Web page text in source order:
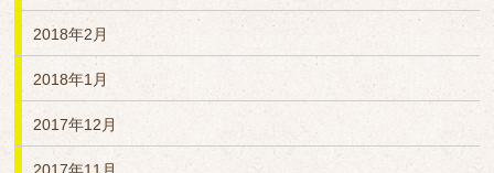
2018年2月
2018年1月
2017年12月